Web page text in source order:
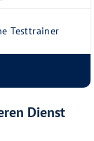
Testtrainer
Dienst